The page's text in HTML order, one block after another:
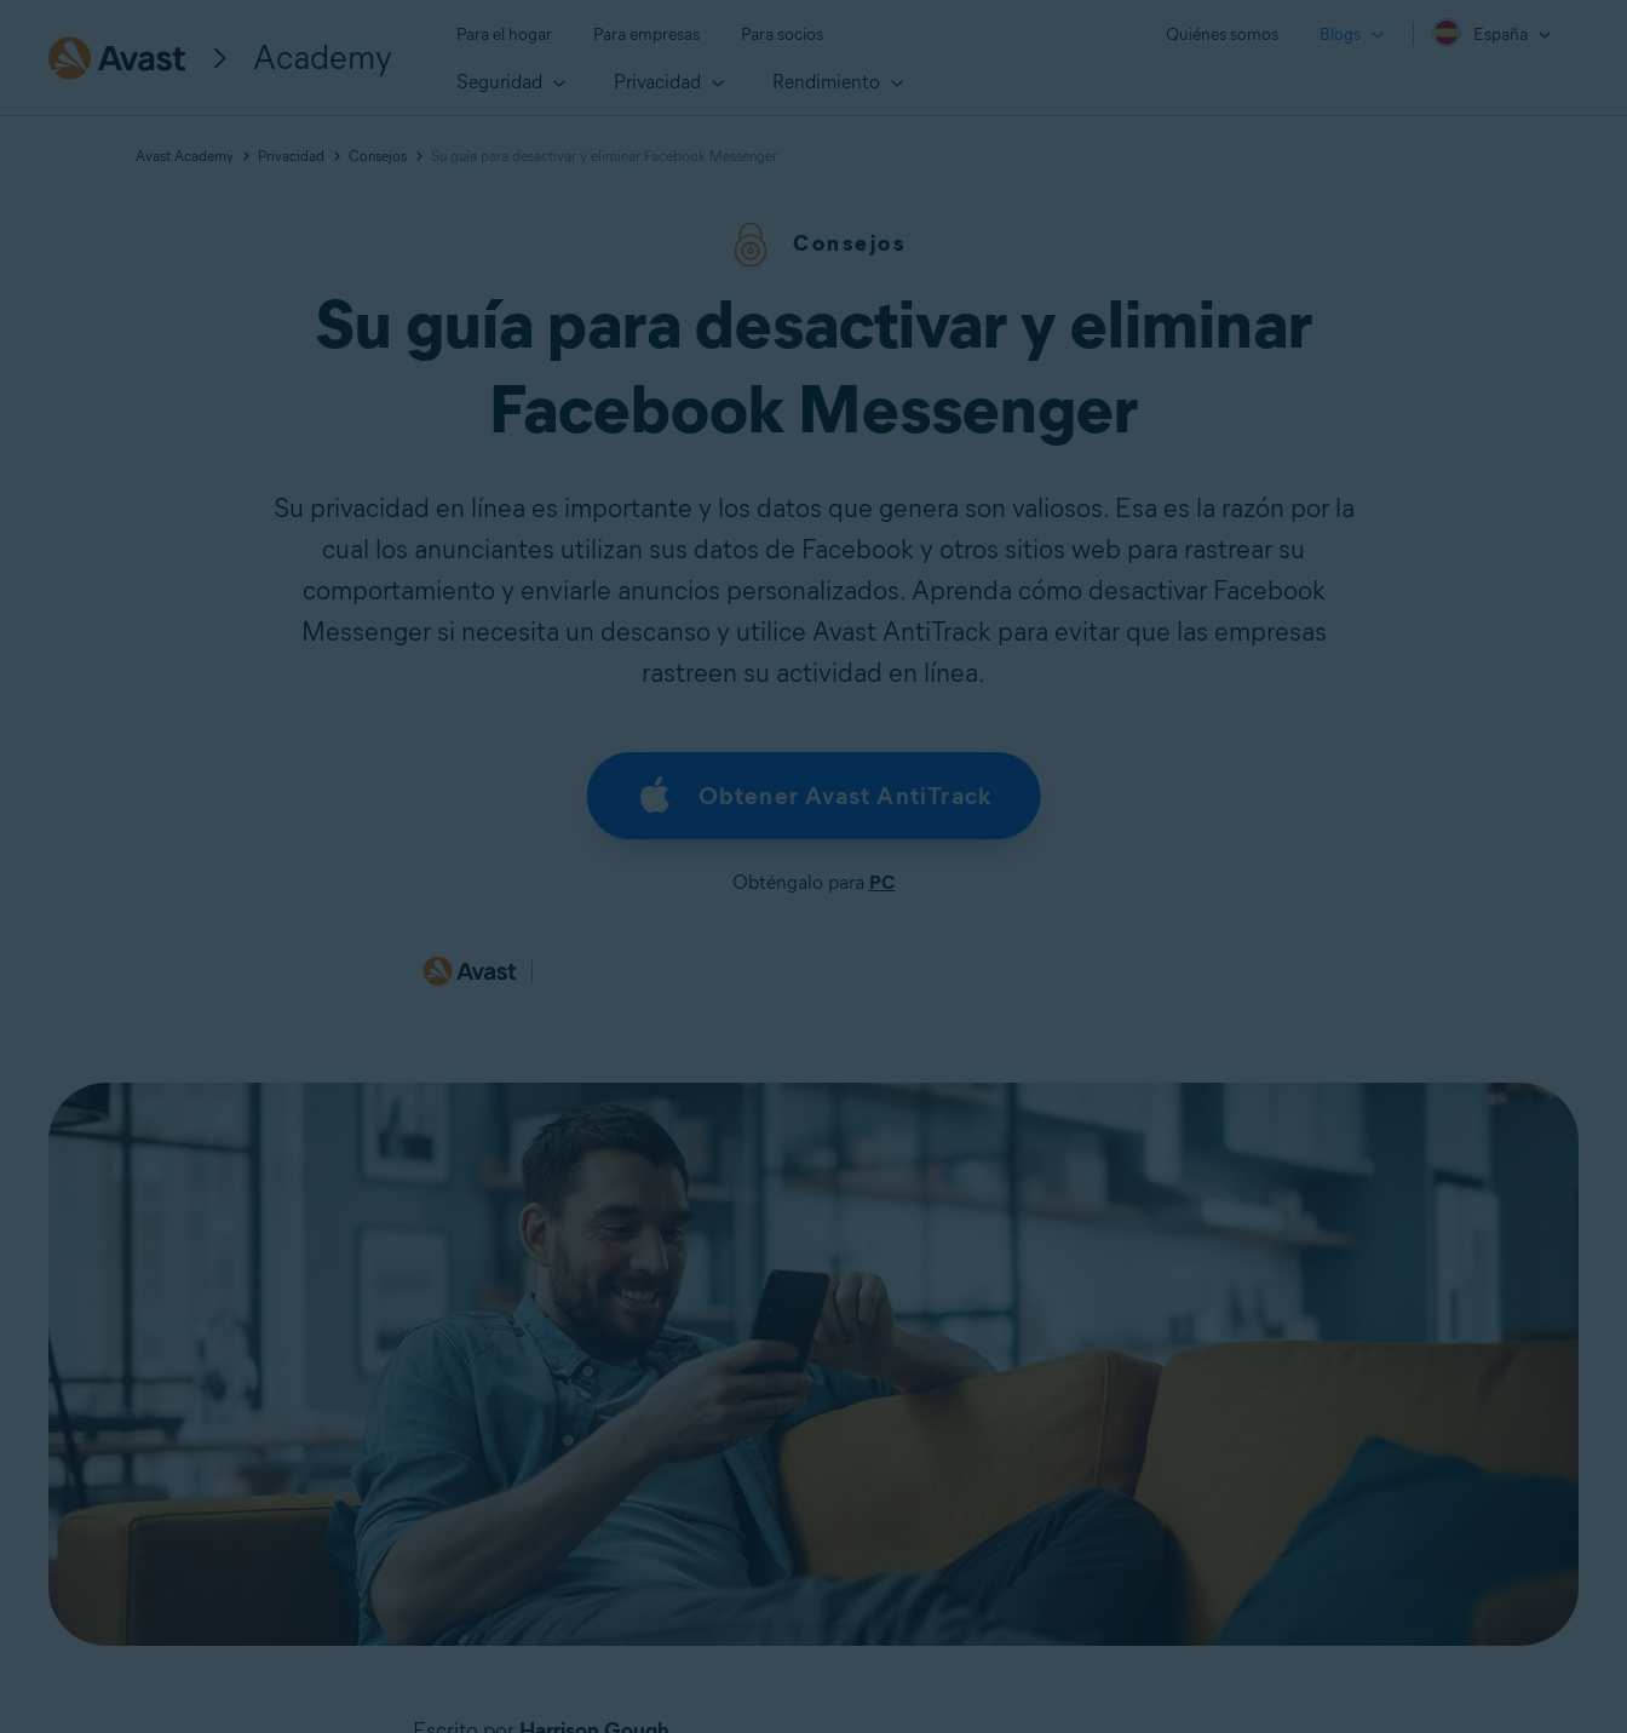
Academy
Para el hogar Para empresas Para socios Quiénes somos Blogs España
Seguridad Privacidad Rendimiento
Avast Academy Privacidad Consejos Su guía para desactivar y eliminar Facebook Messenger
Consejos
Su guía para desactivar y eliminar
Facebook Messenger
Su privacidad en línea es importante y los datos que genera son valiosos. Esa es la razón por la
cual los anunciantes utilizan sus datos de Facebook y otros sitios web para rastrear su
comportamiento y enviarle anuncios personalizados. Aprenda cómo desactivar Facebook
Messenger si necesita un descanso y utilice Avast AntiTrack para evitar que las empresas
rastreen su actividad en línea.
Obtener Avast AntiTrack
Obténgalo para PC